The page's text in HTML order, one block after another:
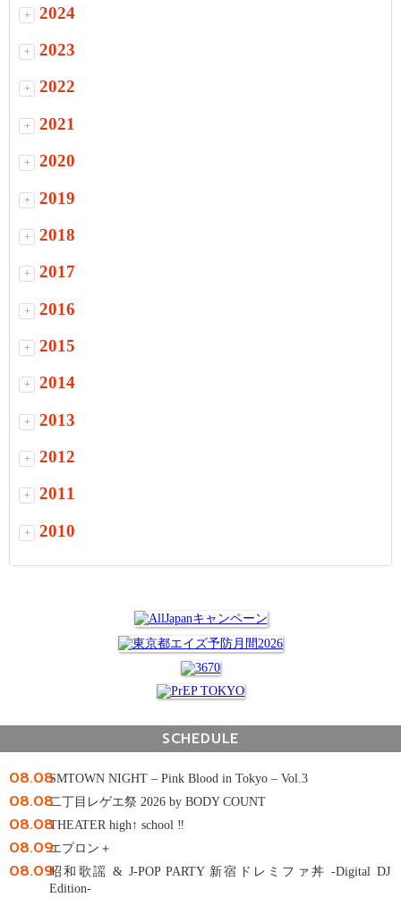
+ 2024
+ 2023
+ 2022
+ 2021
+ 2020
+ 2019
+ 2018
+ 2017
+ 2016
+ 2015
+ 2014
+ 2013
+ 2012
+ 2011
+ 2010
SCHEDULE
08.08SMTOWN NIGHT – Pink Blood in Tokyo – Vol.3
08.08二丁目レゲエ祭 2026 by BODY COUNT
08.08THEATER high↑ school ‼
08.09エプロン＋
08.09昭和歌謡 & J-POP PARTY 新宿ドレミファ丼 -Digital DJ
Edition-